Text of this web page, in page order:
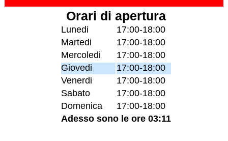
Orari di apertura
Lunedi
17:00-18:00
Martedi
17:00-18:00
Mercoledi
17:00-18:00
Giovedi
17:00-18:00
Venerdi
17:00-18:00
Sabato
17:00-18:00
Domenica
17:00-18:00
Adesso sono le ore 03:11